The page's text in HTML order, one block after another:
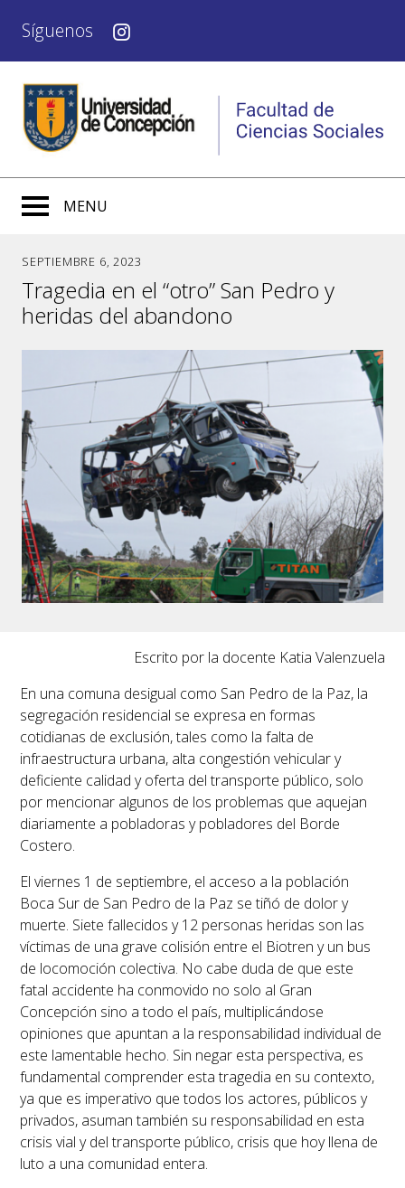
Síguenos
MENU
SEPTIEMBRE 6, 2023
Tragedia en el “otro” San Pedro y
heridas del abandono
Escrito por la docente Katia Valenzuela
En una comuna desigual como San Pedro de la Paz, la
segregación residencial se expresa en formas
cotidianas de exclusión, tales como la falta de
infraestructura urbana, alta congestión vehicular y
deficiente calidad y oferta del transporte público, solo
por mencionar algunos de los problemas que aquejan
diariamente a pobladoras y pobladores del Borde
Costero.
El viernes 1 de septiembre, el acceso a la población
Boca Sur de San Pedro de la Paz se tiñó de dolor y
muerte. Siete fallecidos y 12 personas heridas son las
víctimas de una grave colisión entre el Biotren y un bus
de locomoción colectiva. No cabe duda de que este
fatal accidente ha conmovido no solo al Gran
Concepción sino a todo el país, multiplicándose
opiniones que apuntan a la responsabilidad individual de
este lamentable hecho. Sin negar esta perspectiva, es
fundamental comprender esta tragedia en su contexto,
ya que es imperativo que todos los actores, públicos y
privados, asuman también su responsabilidad en esta
crisis vial y del transporte público, crisis que hoy llena de
luto a una comunidad entera.